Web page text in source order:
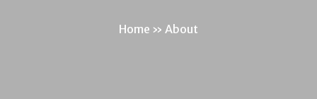
Home » About